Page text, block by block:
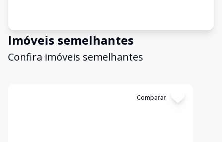
Imóveis semelhantes
Confira imóveis semelhantes
Comparar